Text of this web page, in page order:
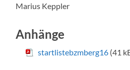
Marius Keppler
Anhänge
startlistebzmberg16 (41